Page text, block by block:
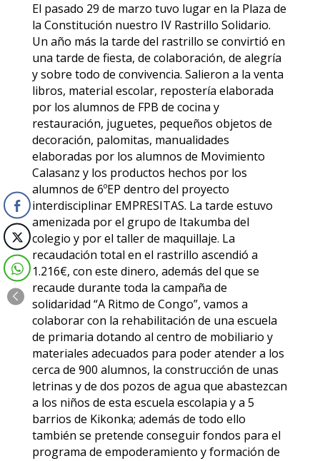
El pasado 29 de marzo tuvo lugar en la Plaza de
la Constitución nuestro IV Rastrillo Solidario.
Un año más la tarde del rastrillo se convirtió en
una tarde de fiesta, de colaboración, de alegría
y sobre todo de convivencia. Salieron a la venta
libros, material escolar, repostería elaborada
por los alumnos de FPB de cocina y
restauración, juguetes, pequeños objetos de
decoración, palomitas, manualidades
elaboradas por los alumnos de Movimiento
Calasanz y los productos hechos por los
alumnos de 6ºEP dentro del proyecto
interdisciplinar EMPRESITAS. La tarde estuvo
amenizada por el grupo de Itakumba del
colegio y por el taller de maquillaje. La
recaudación total en el rastrillo ascendió a
1.216€, con este dinero, además del que se
recaude durante toda la campaña de
solidaridad “A Ritmo de Congo”, vamos a
colaborar con la rehabilitación de una escuela
de primaria dotando al centro de mobiliario y
materiales adecuados para poder atender a los
cerca de 900 alumnos, la construcción de unas
letrinas y de dos pozos de agua que abastezcan
a los niños de esta escuela escolapia y a 5
barrios de Kikonka; además de todo ello
también se pretende conseguir fondos para el
programa de empoderamiento y formación de